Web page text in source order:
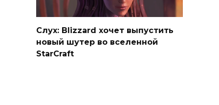
Слух: Blizzard хочет выпустить
новый шутер во вселенной
StarCraft